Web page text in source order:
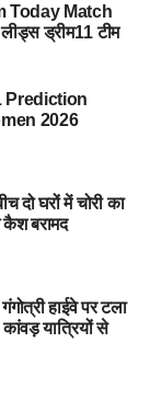
पर टला बड़ा
से भरा एक
Today Match
ड्रीम11 टीम
Prediction
2026
घरों में चोरी का
कैश बरामद
हाईवे पर टला
यात्रियों से